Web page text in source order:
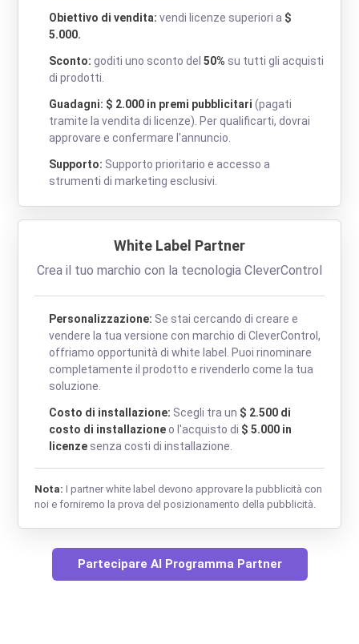
Obiettivo di vendita: vendi licenze superiori a $
5.000.
Sconto: goditi uno sconto del50% su tutti gli acquisti
di prodotti.
Guadagni: $ 2.000 in premi pubblicitari (pagati
tramite la vendita di licenze). Per qualificarti, dovrai
approvare e confermare l'annuncio.
Supporto: Supporto prioritario e accesso a
strumenti di marketing esclusivi.
White Label Partner
Crea il tuo marchio con la tecnologia CleverControl
Personalizzazione: Se stai cercando di creare e
vendere la tua versione con marchio di CleverControl,
offriamo opportunità di white label. Puoi rinominare
completamente il prodotto e rivenderlo come la tua
soluzione.
Costo di installazione: Scegli tra un $ 2.500 di
costo di installazione o l'acquisto di $ 5.000 in
licenze senza costi di installazione.
Nota: I partner white label devono approvare la pubblicità con
noi e forniremo la prova del posizionamento della pubblicità.
Partecipare Al Programma Partner